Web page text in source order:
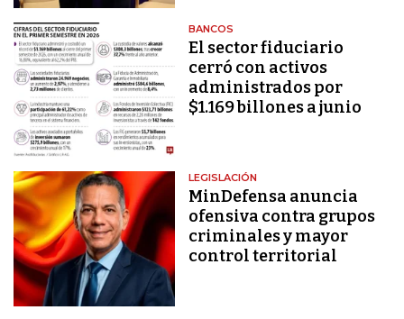
BANCOS
El sector fiduciario
cerró con activos
administrados por
$1.169 billones a junio
LEGISLACIÓN
MinDefensa anuncia
ofensiva contra grupos
criminales y mayor
control territorial